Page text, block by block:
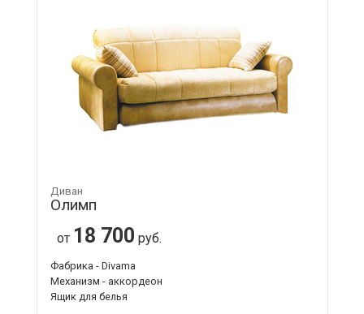
Диван
Олимп
от 18 700 руб.
Фабрика - Divama
Механизм - аккордеон
Ящик для белья